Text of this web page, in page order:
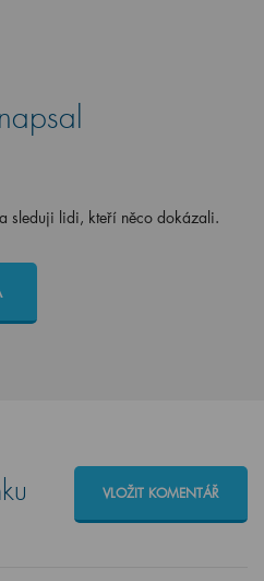
sleduji lidi, kteří něco dokázali.
VLOŽIT KOMENTÁŘ